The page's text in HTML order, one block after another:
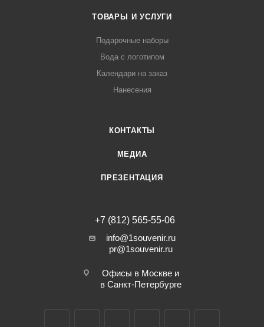
ТОВАРЫ И УСЛУГИ
Подарочные наборы
Вода с логотипом
Календари на заказ
Нанесения
КОНТАКТЫ
МЕДИА
ПРЕЗЕНТАЦИЯ
+7 (812) 565-55-06
info@1souvenir.ru
pr@1souvenir.ru
Офисы в Москве и
в Санкт-Петербурге